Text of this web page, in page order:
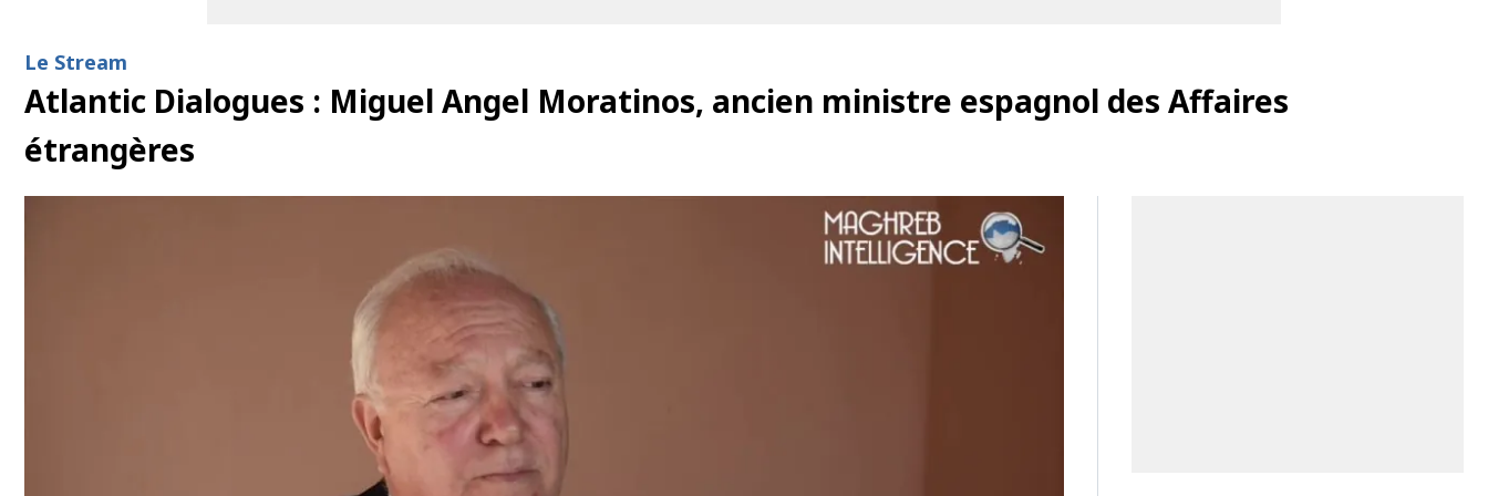
Le Stream
Atlantic Dialogues : Miguel Angel Moratinos, ancien ministre espagnol des Affaires
étrangères